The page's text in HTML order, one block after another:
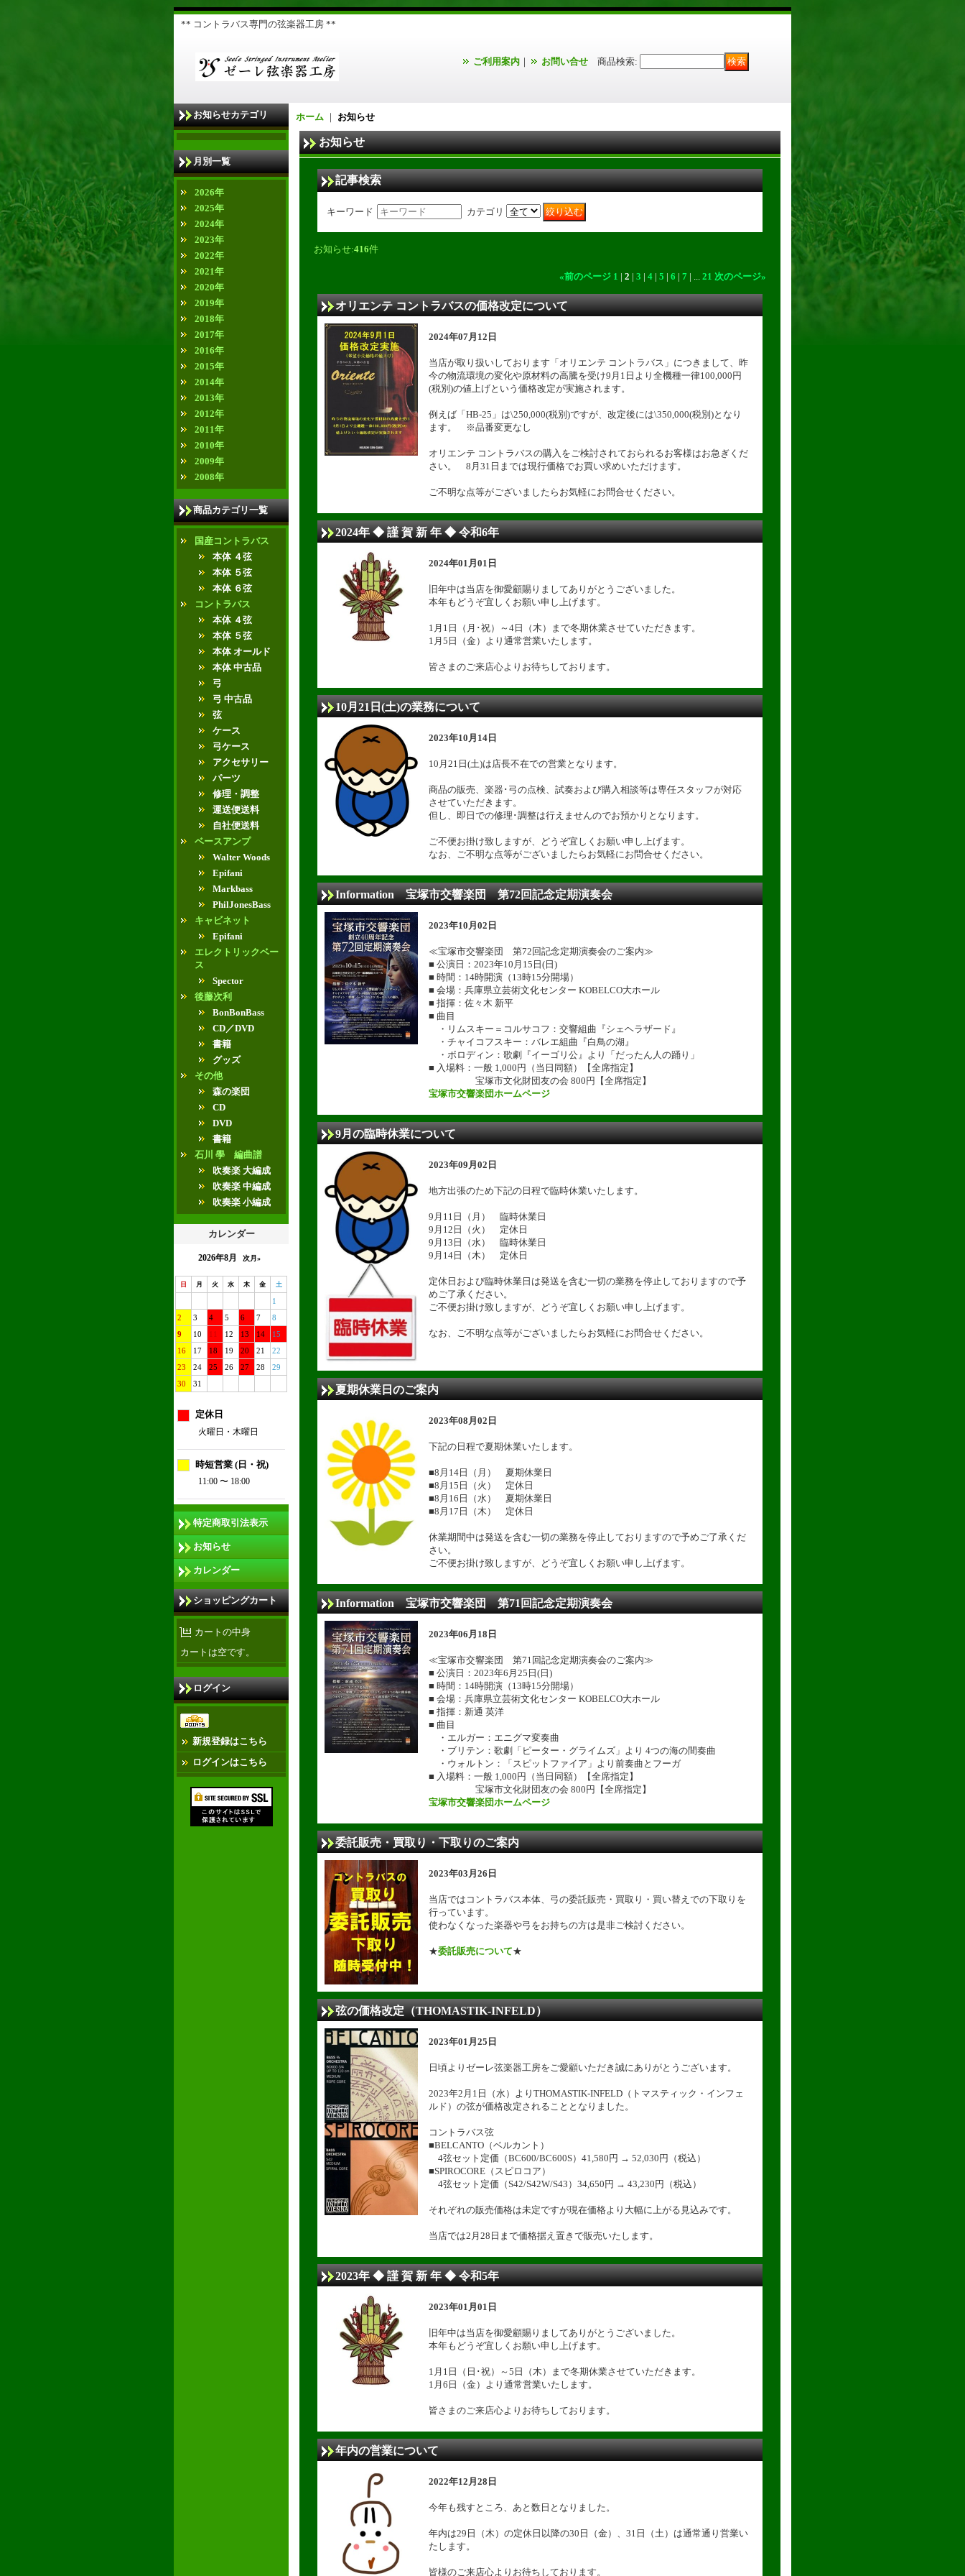
** コントラバス専門の弦楽器工房 **
ご利用案内 ｜ お問い合せ 商品検索:
お知らせカテゴリ
月別一覧
2026年
2025年
2024年
2023年
2022年
2021年
2020年
2019年
2018年
2017年
2016年
2015年
2014年
2013年
2012年
2011年
2010年
2009年
2008年
商品カテゴリ一覧
国産コントラバス
本体 ４弦
本体 ５弦
本体 ６弦
コントラバス
本体 ４弦
本体 ５弦
本体 オールド
本体 中古品
弓
弓 中古品
弦
ケース
弓ケース
アクセサリー
パーツ
修理・調整
運送便送料
自社便送料
ベースアンプ
Walter Woods
Epifani
Markbass
PhilJonesBass
キャビネット
Epifani
エレクトリックベー
ス
Spector
後藤次利
BonBonBass
CD／DVD
書籍
グッズ
その他
森の楽団
CD
DVD
書籍
石川 學 編曲譜
吹奏楽 大編成
吹奏楽 中編成
吹奏楽 小編成
カレンダー
2026年8月 次月»
日 月 火 水 木 金 土
1
2
3 4 5 6 7
8
9
10 11 12 13 14
15
16
17 18 19 20 21
22
23
24 25 26 27 28
29
30
31
定休日
火曜日・木曜日
時短営業 (日・祝)
11:00 〜 18:00
特定商取引法表示
お知らせ
カレンダー
ショッピングカート
カートの中身
カートは空です。
ログイン
新規登録はこちら
ログインはこちら
ホーム ｜ お知らせ
お知らせ
記事検索
キーワード カテゴリ
お知らせ:416件
«前のページ 1 | 2 | 3 | 4 | 5 | 6 | 7 | ... 21 次のページ»
オリエンテ コントラバスの価格改定について
2024年07月12日
当店が取り扱いしております「オリエンテ コントラバス」につきまして、昨
今の物流環境の変化や原材料の高騰を受け9月1日より全機種一律100,000円
(税別)の値上げという価格改定が実施されます。
例えば「HB-25」は\250,000(税別)ですが、改定後には\350,000(税別)となり
ます。 ※品番変更なし
オリエンテ コントラバスの購入をご検討されておられるお客様はお急ぎくだ
さい。 8月31日までは現行価格でお買い求めいただけます。
ご不明な点等がございましたらお気軽にお問合せください。
2024年 ◆ 謹 賀 新 年 ◆ 令和6年
2024年01月01日
旧年中は当店を御愛顧賜りましてありがとうございました。
本年もどうぞ宜しくお願い申し上げます。
1月1日（月･祝）～4日（木）まで冬期休業させていただきます。
1月5日（金）より通常営業いたします。
皆さまのご来店心よりお待ちしております。
10月21日(土)の業務について
2023年10月14日
10月21日(土)は店長不在での営業となります。
商品の販売、楽器･弓の点検、試奏および購入相談等は専任スタッフが対応
させていただきます。
但し、即日での修理･調整は行えませんのでお預かりとなります。
ご不便お掛け致しますが、どうぞ宜しくお願い申し上げます。
なお、ご不明な点等がございましたらお気軽にお問合せください。
Information 宝塚市交響楽団 第72回記念定期演奏会
2023年10月02日
≪宝塚市交響楽団 第72回記念定期演奏会のご案内≫
■ 公演日：2023年10月15日(日)
■ 時間：14時開演（13時15分開場）
■ 会場：兵庫県立芸術文化センター KOBELCO大ホール
■ 指揮：佐々木 新平
■ 曲目
・リムスキー＝コルサコフ：交響組曲『シェヘラザード』
・チャイコフスキー：バレエ組曲『白鳥の湖』
・ボロディン：歌劇『イーゴリ公』より「だったん人の踊り」
■ 入場料：一般 1,000円（当日同額）【全席指定】
宝塚市文化財団友の会 800円【全席指定】
宝塚市交響楽団ホームページ
9月の臨時休業について
2023年09月02日
地方出張のため下記の日程で臨時休業いたします。
9月11日（月） 臨時休業日
9月12日（火） 定休日
9月13日（水） 臨時休業日
9月14日（木） 定休日
定休日および臨時休業日は発送を含む一切の業務を停止しておりますので予
めご了承ください。
ご不便お掛け致しますが、どうぞ宜しくお願い申し上げます。
なお、ご不明な点等がございましたらお気軽にお問合せください。
夏期休業日のご案内
2023年08月02日
下記の日程で夏期休業いたします。
■8月14日（月） 夏期休業日
■8月15日（火） 定休日
■8月16日（水） 夏期休業日
■8月17日（木） 定休日
休業期間中は発送を含む一切の業務を停止しておりますので予めご了承くだ
さい。
ご不便お掛け致しますが、どうぞ宜しくお願い申し上げます。
Information 宝塚市交響楽団 第71回記念定期演奏会
2023年06月18日
≪宝塚市交響楽団 第71回記念定期演奏会のご案内≫
■ 公演日：2023年6月25日(日)
■ 時間：14時開演（13時15分開場）
■ 会場：兵庫県立芸術文化センター KOBELCO大ホール
■ 指揮：新通 英洋
■ 曲目
・エルガー：エニグマ変奏曲
・ブリテン：歌劇「ピーター・グライムズ」より 4つの海の間奏曲
・ウォルトン：「スピットファイア」より前奏曲とフーガ
■ 入場料：一般 1,000円（当日同額）【全席指定】
宝塚市文化財団友の会 800円【全席指定】
宝塚市交響楽団ホームページ
委託販売・買取り・下取りのご案内
2023年03月26日
当店ではコントラバス本体、弓の委託販売・買取り・買い替えでの下取りを
行っています。
使わなくなった楽器や弓をお持ちの方は是非ご検討ください。
★委託販売について★
弦の価格改定（THOMASTIK-INFELD）
2023年01月25日
日頃よりゼーレ弦楽器工房をご愛顧いただき誠にありがとうございます。
2023年2月1日（水）よりTHOMASTIK-INFELD（トマスティック・インフェ
ルド）の弦が価格改定されることとなりました。
コントラバス弦
■BELCANTO（ベルカント）
4弦セット定価（BC600/BC600S）41,580円 → 52,030円（税込）
■SPIROCORE（スピロコア）
4弦セット定価（S42/S42W/S43）34,650円 → 43,230円（税込）
それぞれの販売価格は未定ですが現在価格より大幅に上がる見込みです。
当店では2月28日まで価格据え置きで販売いたします。
2023年 ◆ 謹 賀 新 年 ◆ 令和5年
2023年01月01日
旧年中は当店を御愛顧賜りましてありがとうございました。
本年もどうぞ宜しくお願い申し上げます。
1月1日（日･祝）～5日（木）まで冬期休業させていただきます。
1月6日（金）より通常営業いたします。
皆さまのご来店心よりお待ちしております。
年内の営業について
2022年12月28日
今年も残すところ、あと数日となりました。
年内は29日（木）の定休日以降の30日（金）、31日（土）は通常通り営業い
たします。
皆様のご来店心よりお待ちしております。